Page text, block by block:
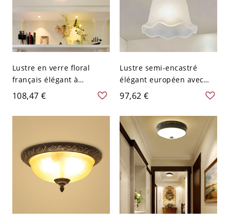
Lustre en verre floral
français élégant à
plusieurs lumières pour
- 110 V-120 V Or 3
108,47 €
Lustre semi-encastré
élégant européen avec
abat-jours en verre dépoli
110 V-120 V 1
97,62 €